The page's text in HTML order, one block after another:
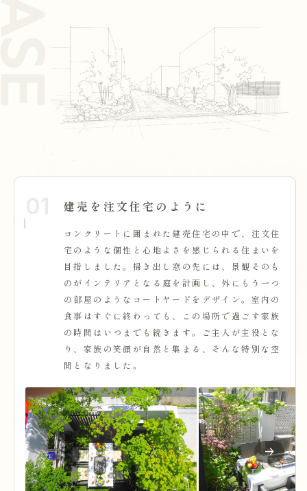
建売を注文住宅のように
コンクリートに囲まれた建売住宅の中で、注文住
宅のような個性と心地よさを感じられる住まいを
目指しました。掃き出し窓の先には、景観そのも
のがインテリアとなる庭を計画し、外にもう一つ
の部屋のようなコートヤードをデザイン。室内の
食事はすぐに終わっても、この場所で過ごす家族
の時間はいつまでも続きます。ご主人が主役とな
り、家族の笑顔が自然と集まる、そんな特別な空
間となりました。